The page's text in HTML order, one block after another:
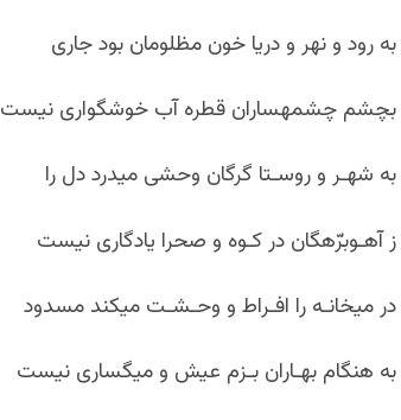
به رود و نهر و دریا خون مظلومان بود جاری
بچشم چشمه‏ساران قطره آب خوشگواری نیست
به شهـر و روسـتا گرگان وحشی می‏درد دل را
ز آهـوبرّه‏گان در کـوه و صحرا یادگاری نیست
در میخانـه را افـراط و وحـشـت می‏کند مسدود
به هنگام بهـاران بـزم عیش و میگساری نیست